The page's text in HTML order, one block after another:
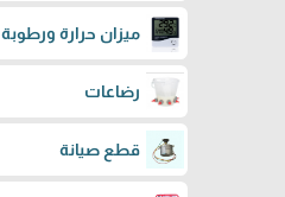
ميزان حرارة ورطوبة
رضاعات
قطع صيانة